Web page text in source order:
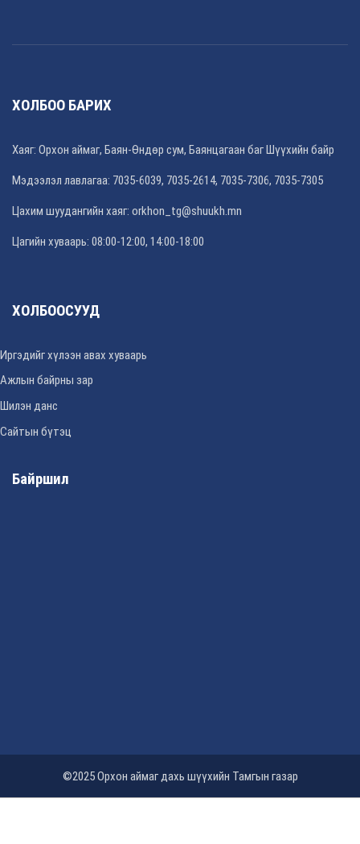
ХОЛБОО БАРИХ
Хаяг: Орхон аймаг, Баян-Өндөр сум, Баянцагаан баг Шүүхийн байр
Мэдээлэл лавлагаа: 7035-6039, 7035-2614, 7035-7306, 7035-7305
Цахим шуудангийн хаяг: orkhon_tg@shuukh.mn
Цагийн хуваарь: 08:00-12:00, 14:00-18:00
ХОЛБООСУУД
Иргэдийг хүлээн авах хуваарь
Ажлын байрны зар
Шилэн данс
Сайтын бүтэц
Байршил
©2025 Орхон аймаг дахь шүүхийн Тамгын газар